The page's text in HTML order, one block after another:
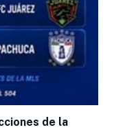
de la